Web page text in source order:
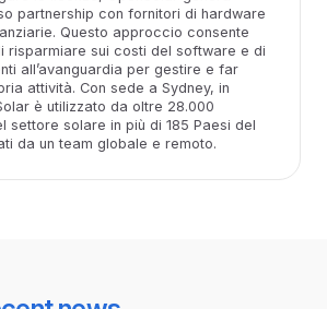
partnership con fornitori di hardware
Questo approccio consente
risparmiare sui costi del software e di
all’avanguardia per gestire e far
attività. Con sede a Sydney, in
è utilizzato da oltre 28.000
settore solare in più di 185 Paesi del
da un team globale e remoto.